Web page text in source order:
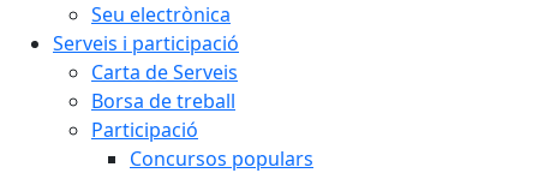
Seu electrònica
Serveis i participació
Carta de Serveis
Borsa de treball
Participació
Concursos populars